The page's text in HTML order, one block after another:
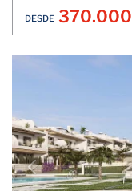
DESDE 370.000